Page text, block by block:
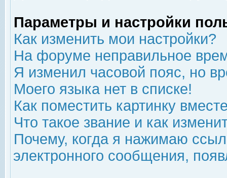
Параметры и настройки
Как изменить мои настройки?
На форуме неправильное
Я изменил часовой пояс, но
Моего языка нет в списке!
Как поместить картинку
Что такое звание и как
Почему, когда я нажимаю
электронного сообщения,